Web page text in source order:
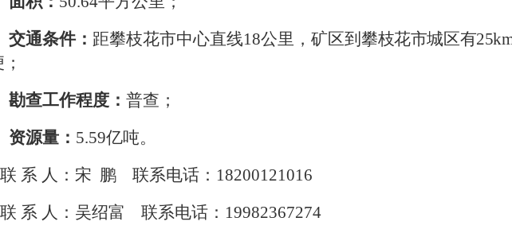
交通条件： 距攀枝花市中心直线18公里，矿区到攀枝花市城区有
勘查工作程度：普查；
资源量： 5.59亿吨。
联 系 人：宋 鹏 联系电话： 18200121016
联 系 人：吴绍富 联系电话： 19982367274